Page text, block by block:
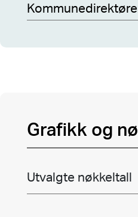
Grafikk og
Utvalgte nøkkeltall